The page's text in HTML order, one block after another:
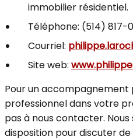
immobilier résidentiel.
Téléphone: (514) 817-
Courriel:
Site web:
Pour un accompagnement
professionnel dans votre
pas à nous contacter.
disposition pour discuter